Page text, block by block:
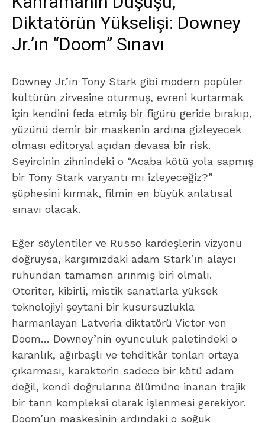
Diktatörün Yükselişi: Downey
Jr.’ın “Doom” Sınavı
Downey Jr.’ın Tony Stark gibi modern popüler
kültürün zirvesine oturmuş, evreni kurtarmak
için kendini feda etmiş bir figürü geride bırakıp,
yüzünü demir bir maskenin ardına gizleyecek
olması editoryal açıdan devasa bir risk.
Seyircinin zihnindeki o “Acaba kötü yola sapmış
bir Tony Stark varyantı mı izleyeceğiz?”
şüphesini kırmak, filmin en büyük anlatısal
sınavı olacak.
Eğer söylentiler ve Russo kardeşlerin vizyonu
doğruysa, karşımızdaki adam Stark’ın alaycı
ruhundan tamamen arınmış biri olmalı.
Otoriter, kibirli, mistik sanatlarla yüksek
teknolojiyi şeytani bir kusursuzlukla
harmanlayan Latveria diktatörü Victor von
Doom… Downey’nin oyunculuk paletindeki o
karanlık, ağırbaşlı ve tehditkâr tonları ortaya
çıkarması, karakterin sadece bir kötü adam
değil, kendi doğrularına ölümüne inanan trajik
bir tanrı kompleksi olarak işlenmesi gerekiyor.
Doom’un maskesinin ardındaki o soğuk